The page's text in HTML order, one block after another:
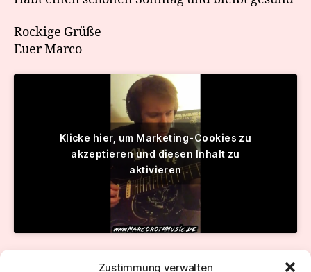
Zustimmung verwalten
Rockige Grüße
Euer Marco
Klicke hier, um Marketing-Cookies zu
akzeptieren und diesen Inhalt zu
aktivieren